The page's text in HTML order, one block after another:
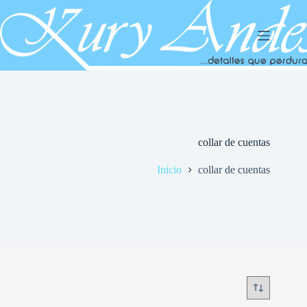
al
contenido
collar de cuentas
Inicio collar de cuentas